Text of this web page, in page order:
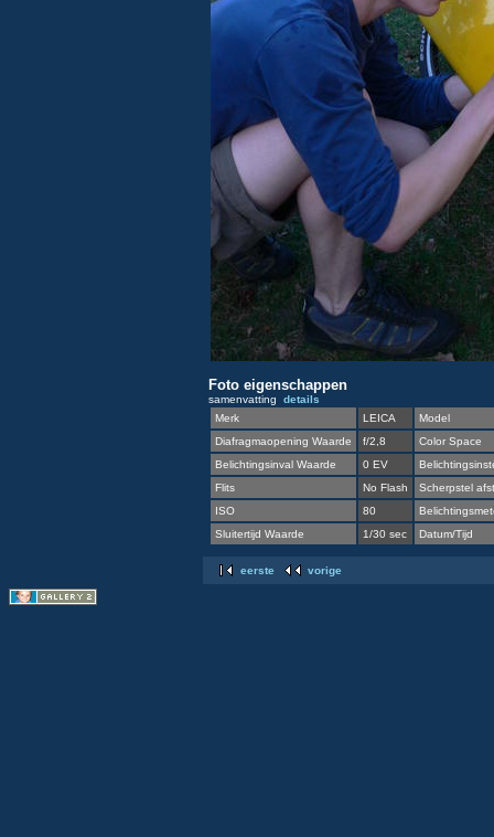
Foto eigenschappen
samenvatting details
Merk
LEICA
Model
Diafragmaopening Waarde
f/2,8
Color Space
Belichtingsinval Waarde
0 EV
Flits
No Flash
Scherpstel
ISO
80
Sluitertijd Waarde
1/30 sec Datum/Tijd
eerste vorige